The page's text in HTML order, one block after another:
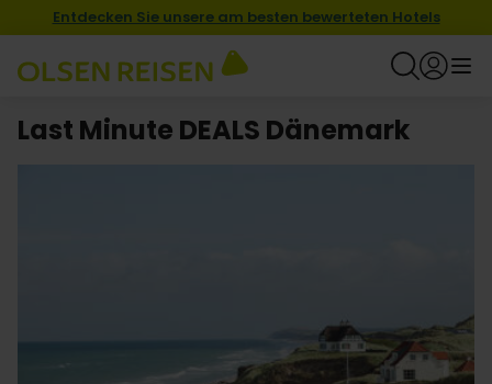
Entdecken Sie unsere am besten bewerteten Hotels
Last Minute DEALS Dänemark